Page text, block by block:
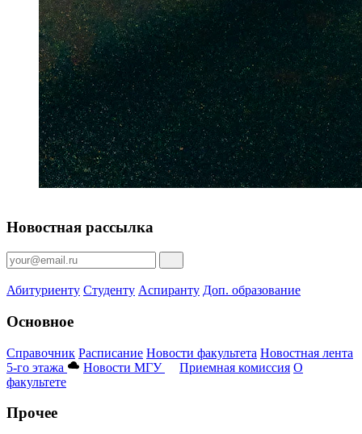
Новостная рассылка
Абитуриенту Студенту Аспиранту Доп. образование
Основное
Справочник Расписание Новости факультета Новостная лента
5-го этажа
Новости МГУ Приемная комиссия О
факультете
Прочее